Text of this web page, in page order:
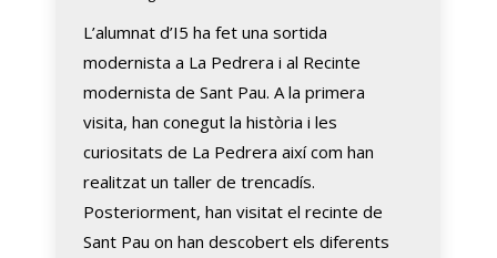
L’alumnat d’I5 ha fet una sortida
modernista a La Pedrera i al Recinte
modernista de Sant Pau. A la primera
visita, han conegut la història i les
curiositats de La Pedrera així com han
realitzat un taller de trencadís.
Posteriorment, han visitat el recinte de
Sant Pau on han descobert els diferents